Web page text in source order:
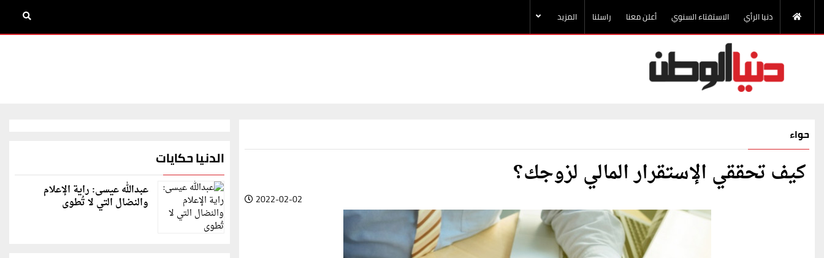
دنيا الرأي الاستفتاء السنوي أعلن معنا راسلنا المزيد
حواء
كيف تحققي الإستقرار المالي لزوجك؟
2022-02-02
الدنيا حكايات
عبدالله عيسى: راية الإعلام
والنضال التي لا تُطوى